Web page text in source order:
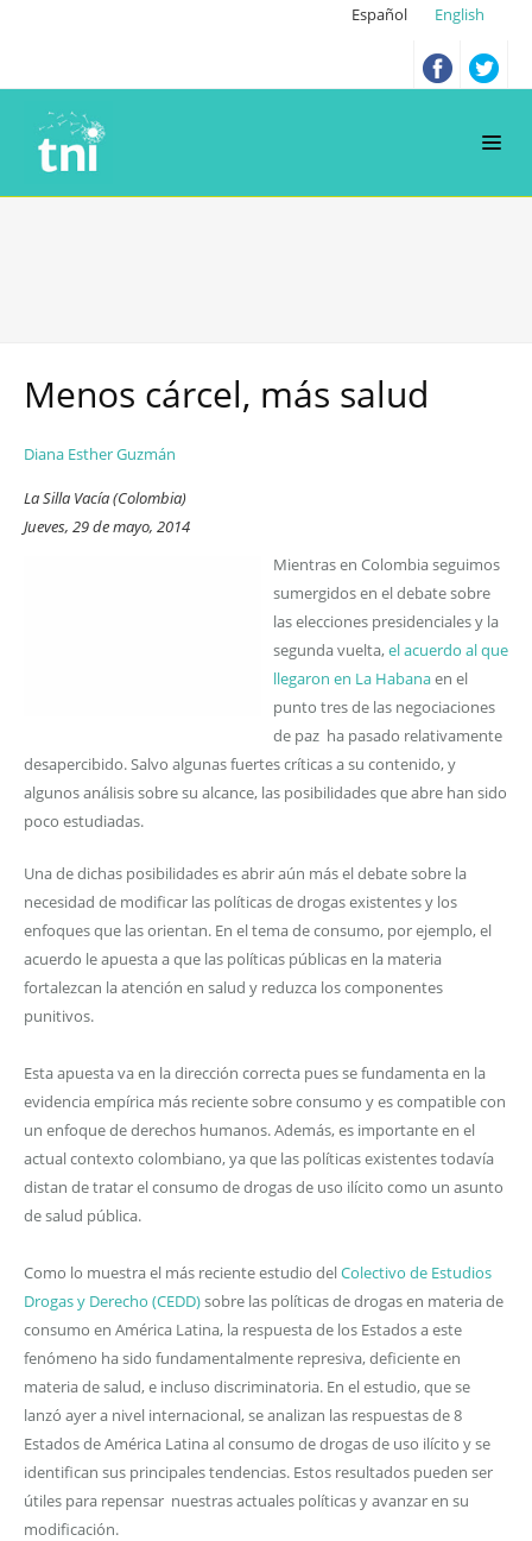
Español English
Menos cárcel, más salud
Diana Esther Guzmán
La Silla Vacía (Colombia)
Jueves, 29 de mayo, 2014
Mientras en Colombia seguimos
sumergidos en el debate sobre
las elecciones presidenciales y la
segunda vuelta,el acuerdo al que
llegaron en La Habanaen el
punto tres de las negociaciones
de paz ha pasado relativamente
desapercibido. Salvo algunas fuertes críticas a su contenido, y
algunos análisis sobre su alcance, las posibilidades que abre han sido
poco estudiadas.
Una de dichas posibilidades es abrir aún más el debate sobre la
necesidad de modificar las políticas de drogas existentes y los
enfoques que las orientan. En el tema de consumo, por ejemplo, el
acuerdo le apuesta a que las políticas públicas en la materia
fortalezcan la atención en salud y reduzca los componentes
punitivos.
Esta apuesta va en la dirección correcta pues se fundamenta en la
evidencia empírica más reciente sobre consumo y es compatible con
un enfoque de derechos humanos. Además, es importante en el
actual contexto colombiano, ya que las políticas existentes todavía
distan de tratar el consumo de drogas de uso ilícito como un asunto
de salud pública.
Como lo muestra el más reciente estudio delColectivo de Estudios
Drogas y Derecho (CEDD)sobre las políticas de drogas en materia de
consumo en América Latina, la respuesta de los Estados a este
fenómeno ha sido fundamentalmente represiva, deficiente en
materia de salud, e incluso discriminatoria. En el estudio, que se
lanzó ayer a nivel internacional, se analizan las respuestas de 8
Estados de América Latina al consumo de drogas de uso ilícito y se
identifican sus principales tendencias. Estos resultados pueden ser
útiles para repensar nuestras actuales políticas y avanzar en su
modificación.